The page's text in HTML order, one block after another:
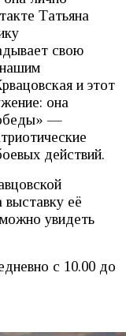
Татьяна
свою
и этот
она
—
действий.
выставку её
увидеть
с 10.00 до